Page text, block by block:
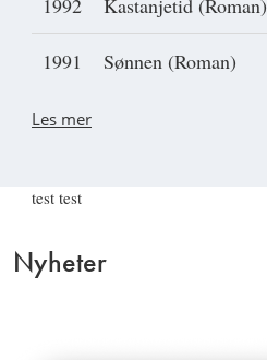
1992 Kastanjetid (Roman)
1991 Sønnen (Roman)
Les mer
test test
Nyheter